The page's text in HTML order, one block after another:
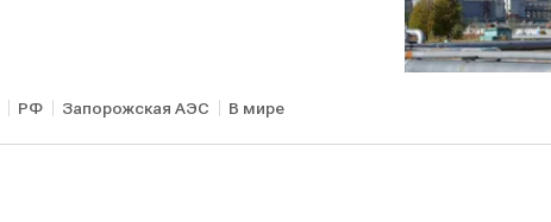
РФ Запорожская АЭС В мире